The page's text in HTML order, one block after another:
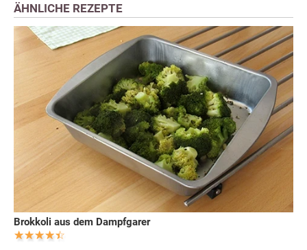
ÄHNLICHE REZEPTE
Brokkoli aus dem Dampfgarer